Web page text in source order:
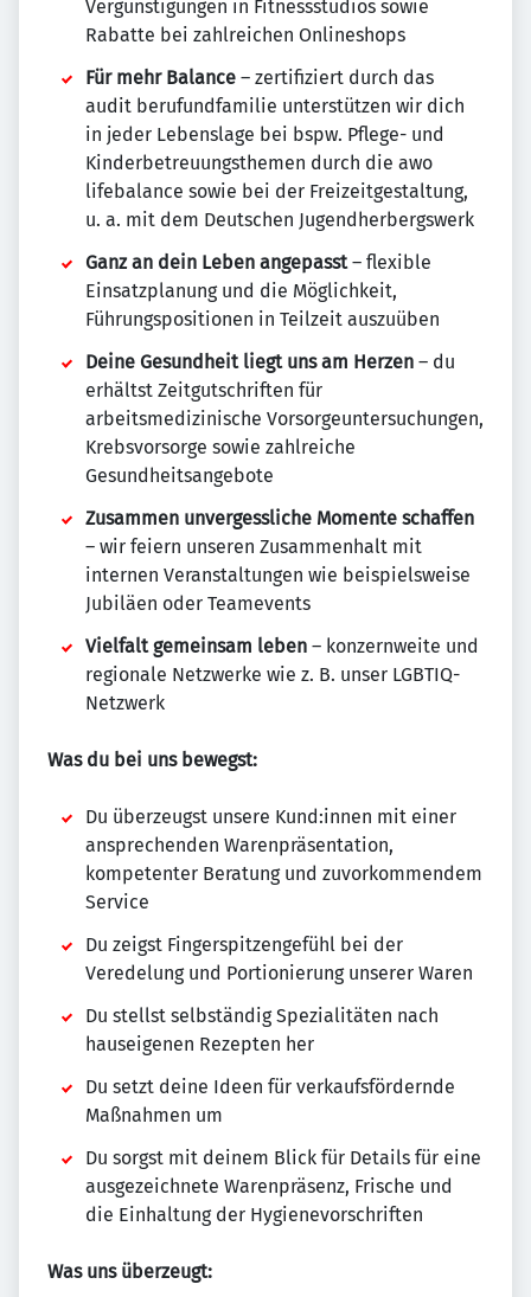
Vergünstigungen in Fitnessstudios sowie
Rabatte bei zahlreichen Onlineshops
Für mehr Balance – zertifiziert durch das
audit berufundfamilie unterstützen wir dich
in jeder Lebenslage bei bspw. Pflege- und
Kinderbetreuungsthemen durch die awo
lifebalance sowie bei der Freizeitgestaltung,
u. a. mit dem Deutschen Jugendherbergswerk
Ganz an dein Leben angepasst– flexible
Einsatzplanung und die Möglichkeit,
Führungspositionen in Teilzeit auszuüben
Deine Gesundheit liegt uns am Herzen – du
erhältst Zeitgutschriften für
arbeitsmedizinische Vorsorgeuntersuchungen,
Krebsvorsorge sowie zahlreiche
Gesundheitsangebote
Zusammen unvergessliche Momente schaffen
– wir feiern unseren Zusammenhalt mit
internen Veranstaltungen wie beispielsweise
Jubiläen oder Teamevents
Vielfalt gemeinsam leben – konzernweite und
regionale Netzwerke wie z. B. unser LGBTIQ-
Netzwerk
Was du bei uns bewegst:
Du überzeugst unsere Kund:innen mit einer
ansprechenden Warenpräsentation,
kompetenter Beratung und zuvorkommendem
Service
Du zeigst Fingerspitzengefühl bei der
Veredelung und Portionierung unserer Waren
Du stellst selbständig Spezialitäten nach
hauseigenen Rezepten her
Du setzt deine Ideen für verkaufsfördernde
Maßnahmen um
Du sorgst mit deinem Blick für Details für eine
ausgezeichnete Warenpräsenz, Frische und
die Einhaltung der Hygienevorschriften
Was uns überzeugt: